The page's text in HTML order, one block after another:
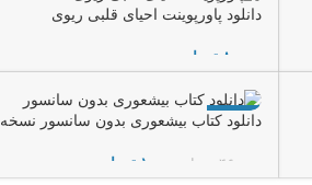
دانلود پاورپوینت احیای قلبی ریوی
تومان
افزودن به سبد خرید
-98%
دانلود کتاب بیشعوری بدون سانسور نسخه PDF
۴۶,۰۰۰ تومان ۱,۰۰۰ تومان